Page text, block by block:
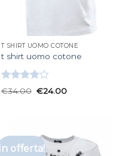
T SHIRT UOMO COTONE
t shirt uomo cotone
Valutato
€34.00 €24.00
In offerta!